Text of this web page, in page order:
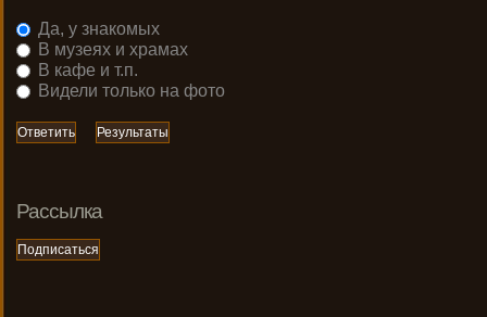
Да, у знакомых
В музеях и храмах
В кафе и т.п.
Видели только на фото
Рассылка